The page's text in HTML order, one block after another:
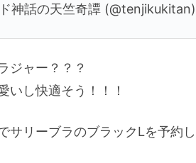
神話の天竺奇譚 (@tenjikukitan)
ジャー？？？
いし快適そう！！！
サリーブラのブラックLを予約し